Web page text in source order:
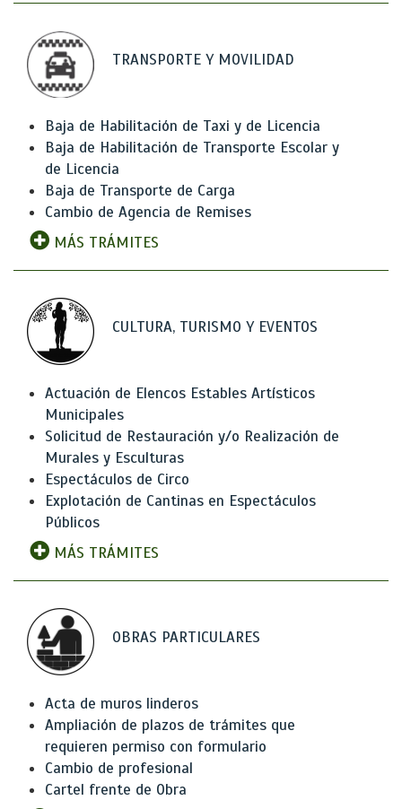
TRANSPORTE Y MOVILIDAD
Baja de Habilitación de Taxi y de Licencia
Baja de Habilitación de Transporte Escolar y
de Licencia
Baja de Transporte de Carga
Cambio de Agencia de Remises
MÁS TRÁMITES
CULTURA, TURISMO Y EVENTOS
Actuación de Elencos Estables Artísticos
Municipales
Solicitud de Restauración y/o Realización de
Murales y Esculturas
Espectáculos de Circo
Explotación de Cantinas en Espectáculos
Públicos
MÁS TRÁMITES
OBRAS PARTICULARES
Acta de muros linderos
Ampliación de plazos de trámites que
requieren permiso con formulario
Cambio de profesional
Cartel frente de Obra